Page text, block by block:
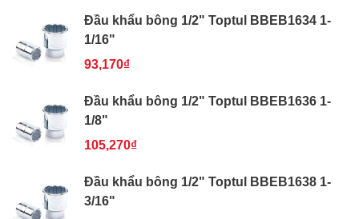
Đầu khẩu bông 1/2" Toptul BBEB1634 1-
1/16"
93,170₫
Đầu khẩu bông 1/2" Toptul BBEB1636 1-
1/8"
105,270₫
Đầu khẩu bông 1/2" Toptul BBEB1638 1-
3/16"